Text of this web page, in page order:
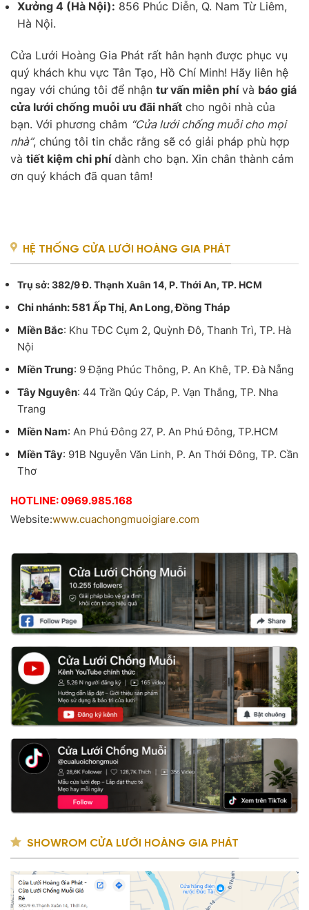
Xưởng 4 (Hà Nội): 856 Phúc Diễn, Q. Nam Từ Liêm,
Hà Nội.
Cửa Lưới Hoàng Gia Phát rất hân hạnh được phục vụ
quý khách khu vực Tân Tạo, Hồ Chí Minh! Hãy liên hệ
ngay với chúng tôi để nhận tư vấn miễn phívà báo giá
cửa lưới chống muỗi ưu đãi nhất cho ngôi nhà của
bạn. Với phương châm “Cửa lưới chống muỗi cho mọi
nhà”, chúng tôi tin chắc rằng sẽ có giải pháp phù hợp
và tiết kiệm chi phídành cho bạn. Xin chân thành cảm
ơn quý khách đã quan tâm!
HỆ THỐNG CỬA LƯỚI HOÀNG GIA PHÁT
Trụ sở: 382/9 Đ. Thạnh Xuân 14, P. Thới An, TP. HCM
Chi nhánh: 581 Ấp Thị, An Long, Đồng Tháp
Miền Bắc: Khu TĐC Cụm 2, Quỳnh Đô, Thanh Trì, TP. Hà
Nội
Miền Trung: 9 Đặng Phúc Thông, P. An Khê, TP. Đà Nẵng
Tây Nguyên: 44 Trần Qúy Cáp, P. Vạn Thắng, TP. Nha
Trang
Miền Nam: An Phú Đông 27, P. An Phú Đông, TP.HCM
Miền Tây: 91B Nguyễn Văn Linh, P. An Thới Đông, TP. Cần
Thơ
HOTLINE: 0969.985.168
Website:www.cuachongmuoigiare.com
SHOWROM CỬA LƯỚI HOÀNG GIA PHÁT